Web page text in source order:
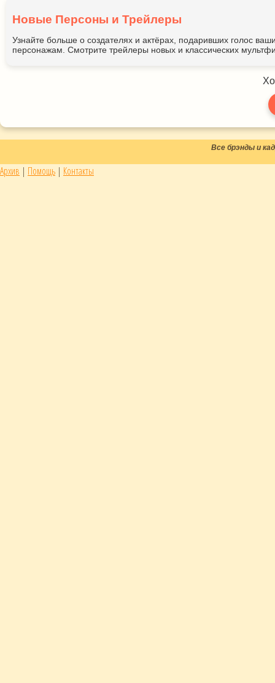
Новые Персоны и Трейлеры
Узнайте больше о создателях и актёрах, подаривших голос
персонажам. Смотрите трейлеры новых и классических
Все брэнды и
Архив | Помощь | Контакты